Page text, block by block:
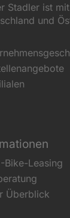
Stadler ist
und
Bike-Leasing
Überblick